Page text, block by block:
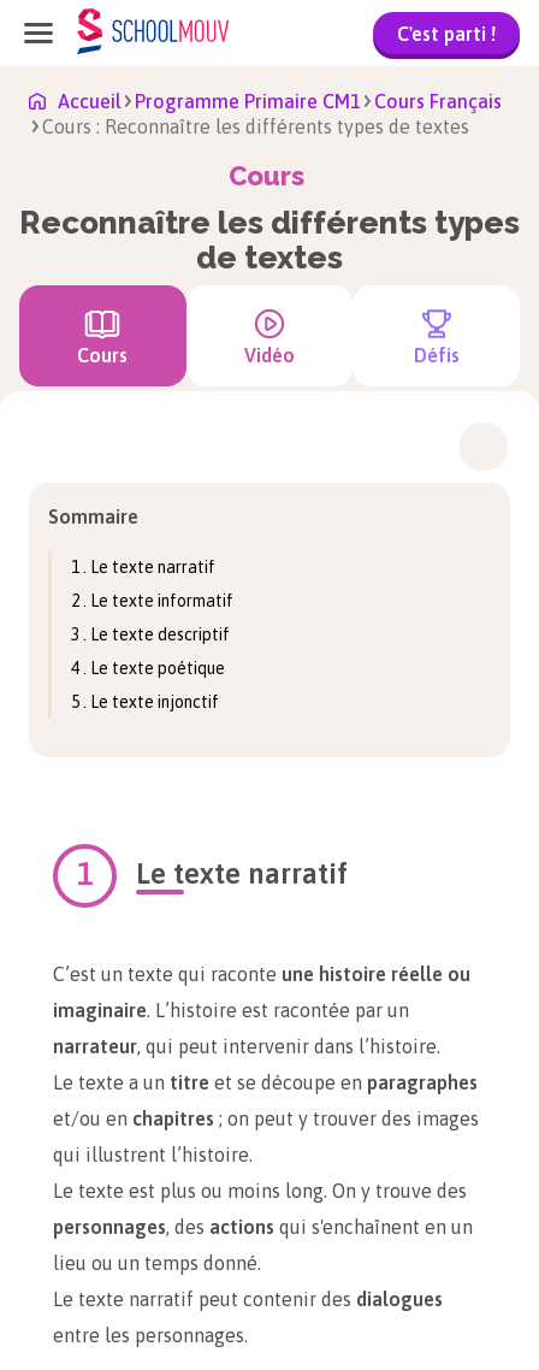
C'est parti !
Accueil Programme Primaire CM1
Cours Français
Cours : Reconnaître les différents types de textes
Cours
Reconnaître les différents types
de textes
Cours Vidéo Défis
Sommaire
1 . Le texte narratif
2 . Le texte informatif
3 . Le texte descriptif
4 . Le texte poétique
5 . Le texte injonctif
Le texte narratif
C’est un texte qui raconte une histoire réelle ou
imaginaire. L’histoire est racontée par un
narrateur, qui peut intervenir dans l’histoire.
Le texte a un titre et se découpe en paragraphes
et/ou en chapitres ; on peut y trouver des images
qui illustrent l’histoire.
Le texte est plus ou moins long. On y trouve des
personnages, des actions qui s'enchaînent en un
lieu ou un temps donné.
Le texte narratif peut contenir des dialogues
entre les personnages.